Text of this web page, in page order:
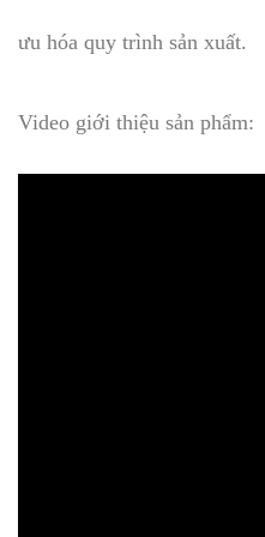
ưu hóa quy trình sản xuất.
Video giới thiệu sản phẩm: